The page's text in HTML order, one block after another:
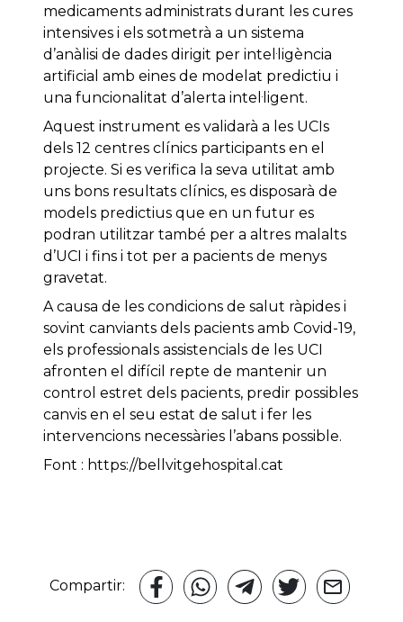
medicaments administrats durant les cures
intensives i els sotmetrà a un sistema
d’anàlisi de dades dirigit per intel·ligència
artificial amb eines de modelat predictiu i
una funcionalitat d’alerta intel·ligent.
Aquest instrument es validarà a les UCIs
dels 12 centres clínics participants en el
projecte. Si es verifica la seva utilitat amb
uns bons resultats clínics, es disposarà de
models predictius que en un futur es
podran utilitzar també per a altres malalts
d’UCI i fins i tot per a pacients de menys
gravetat.
A causa de les condicions de salut ràpides i
sovint canviants dels pacients amb Covid-19,
els professionals assistencials de les UCI
afronten el difícil repte de mantenir un
control estret dels pacients, predir possibles
canvis en el seu estat de salut i fer les
intervencions necessàries l’abans possible.
Font : https://bellvitgehospital.cat
Compartir: